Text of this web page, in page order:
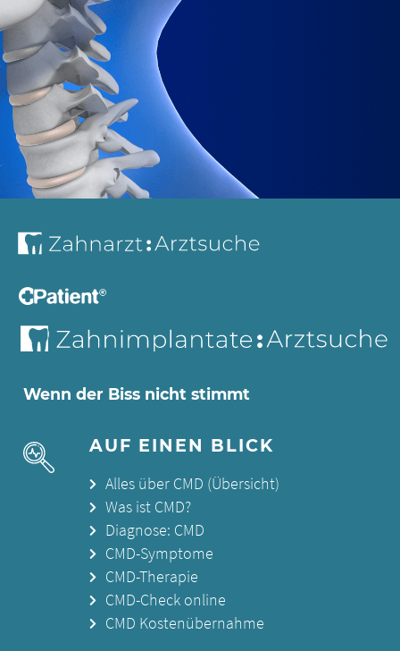
Wenn der Biss nicht stimmt
AUF EINEN BLICK
Alles über CMD (Übersicht)
Was ist CMD?
Diagnose: CMD
CMD-Symptome
CMD-Therapie
CMD-Check online
CMD Kostenübernahme